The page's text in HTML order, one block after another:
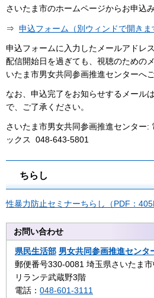
さいたま市のホームページからお申込み
⇒ 申込フォーム（別ウィンドで開きま
申込フォームに入力したメールアドレ
配信開始日を過ぎても、視聴のための
いたま市男女共同参画推進センターへ
なお、申込完了をお知らせするメール
で、ご了承ください。
さいたま市男女共同参画推進センタ
ックス 048-643-5801
ちらし
性暴力防止セミナーちらし（PDF：
お問い合わせ
県民生活部 男女共同参画推進センタ
郵便番号330-0081 埼玉県さいたま
リランテ武蔵野3階
電話： 048-601-3111